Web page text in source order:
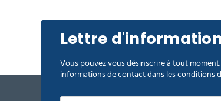
Lettre
Vous pouvez vous désinscrire à tout
informations de contact dans les conditions